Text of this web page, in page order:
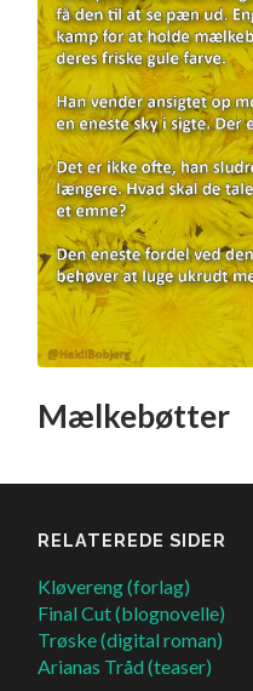
Mælkebøtter
RELATEREDE SIDER
Kløvereng (forlag)
Final Cut (blognovelle)
Trøske (digital roman)
Arianas Tråd (teaser)